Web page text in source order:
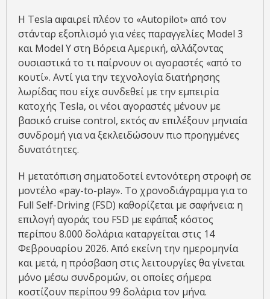
Η Tesla αφαιρεί πλέον το «Autopilot» από τον
στάνταρ εξοπλισμό για νέες παραγγελίες Model 3
και Model Y στη Βόρεια Αμερική, αλλάζοντας
ουσιαστικά το τι παίρνουν οι αγοραστές «από το
κουτί». Αντί για την τεχνολογία διατήρησης
λωρίδας που είχε συνδεθεί με την εμπειρία
κατοχής Tesla, οι νέοι αγοραστές μένουν με
βασικό cruise control, εκτός αν επιλέξουν μηνιαία
συνδρομή για να ξεκλειδώσουν πιο προηγμένες
δυνατότητες.
Η μετατόπιση σηματοδοτεί εντονότερη στροφή σε
μοντέλο «pay-to-play». Το χρονοδιάγραμμα για το
Full Self-Driving (FSD) καθορίζεται με σαφήνεια: η
επιλογή αγοράς του FSD με εφάπαξ κόστος
περίπου 8.000 δολάρια καταργείται στις 14
Φεβρουαρίου 2026. Από εκείνη την ημερομηνία
και μετά, η πρόσβαση στις λειτουργίες θα γίνεται
μόνο μέσω συνδρομών, οι οποίες σήμερα
κοστίζουν περίπου 99 δολάρια τον μήνα.